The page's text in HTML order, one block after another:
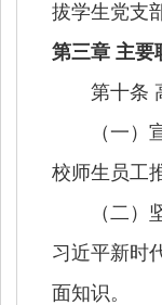
拔学生党支
第三章 主要
第十条 高
（一）宣
校师生员工
（二）坚
习近平新时
面知识。